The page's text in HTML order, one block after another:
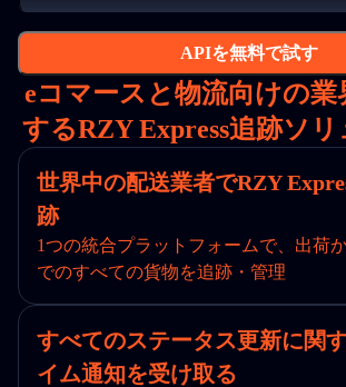
APIを無料で試す
eコマースと物流向けの業
するRZY Express追跡ソ
世界中の配送業者でRZY
跡
1つの統合プラットフォームで、出荷
でのすべての貨物を追跡・管理
すべてのステータス更新に関
イム通知を受け取る